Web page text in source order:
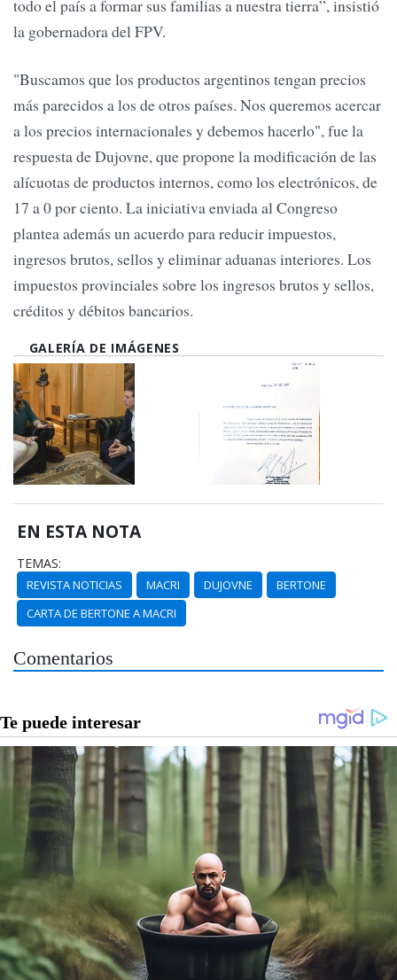
todo el país a formar sus familias a nuestra tierra”, insistió
la gobernadora del FPV.
"Buscamos que los productos argentinos tengan precios
más parecidos a los de otros países. Nos queremos acercar
a los precios internacionales y debemos hacerlo", fue la
respuesta de Dujovne, que propone la modificación de las
alícuotas de productos internos, como los electrónicos, de
17 a 0 por ciento. La iniciativa enviada al Congreso
plantea además un acuerdo para reducir impuestos,
ingresos brutos, sellos y eliminar aduanas interiores. Los
impuestos provinciales sobre los ingresos brutos y sellos,
créditos y débitos bancarios.
GALERÍA DE IMÁGENES
EN ESTA NOTA
TEMAS:
REVISTA NOTICIAS MACRI DUJOVNE
BERTONE
CARTA DE BERTONE A MACRI
Comentarios